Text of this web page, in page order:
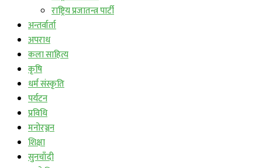
राष्ट्रिय प्रजातन्त्र पार्टी
अन्तर्वार्ता
अपराध
कला साहित्य
कृषि
धर्म संस्कृति
पर्यटन
प्रविधि
मनोरञ्जन
शिक्षा
सुनचाँदी